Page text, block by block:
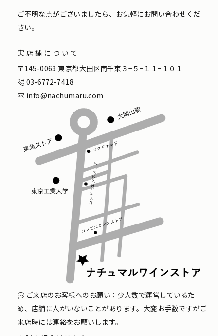
ご不明な点がございましたら、お気軽にお問い合わせくだ
さい。
実店舗について
〒145-0063 東京都大田区南千束３−５−１１−１０１
03-6772-7418
info@nachumaru.com
ご来店のお客様へのお願い：少人数で運営しているた
め、店舗に人がいないことがあります。大変お手数ですがご
来店時には連絡をお願いします。